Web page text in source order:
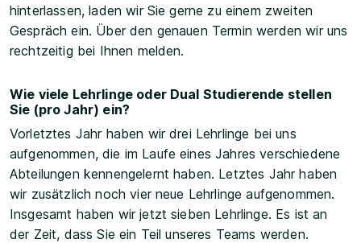
hinterlassen, laden wir Sie gerne zu einem zweiten
Gespräch ein. Über den genauen Termin werden wir uns
rechtzeitig bei Ihnen melden.
Wie viele Lehrlinge oder Dual Studierende stellen
Sie (pro Jahr) ein?
Vorletztes Jahr haben wir drei Lehrlinge bei uns
aufgenommen, die im Laufe eines Jahres verschiedene
Abteilungen kennengelernt haben. Letztes Jahr haben
wir zusätzlich noch vier neue Lehrlinge aufgenommen.
Insgesamt haben wir jetzt sieben Lehrlinge. Es ist an
der Zeit, dass Sie ein Teil unseres Teams werden.